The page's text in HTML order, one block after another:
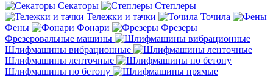
Секаторы
Степлеры
Тележки и тачки
Точила
Фены
Фонари
Фрезеры
Фрезеровальные машины
Шлифмашины вибрационные
Шлифмашины ленточные
Шлифмашины по бетону